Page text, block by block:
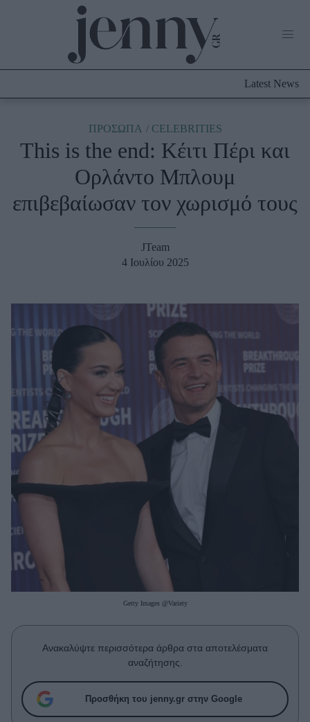
Culture
Fashion
Styling Tips
Fashion News
Μαλλιά - Νύχια
Beauty News
Well being
Ψυχολογία
Υγεία + Διατροφή
Σχέσεις & Σεξ
Woman Power
Parenting
Working Girl
Real Women
Πρόσωπα
Celebrities
Συνεντεύξεις
True Stories
Ask the Guru
Success Stories
Latest News
ΠΡΟΣΩΠΑ CELEBRITIES
This is the end: Κέιτι Πέρι και
Ορλάντο Μπλουμ
επιβεβαίωσαν τον χωρισμό τους
JTeam
4 Ιουλίου 2025
Getty Images @Variety
Ανακαλύψτε περισσότερα άρθρα στα αποτελέσματα
αναζήτησης.
Προσθήκη του jenny.gr στην Google